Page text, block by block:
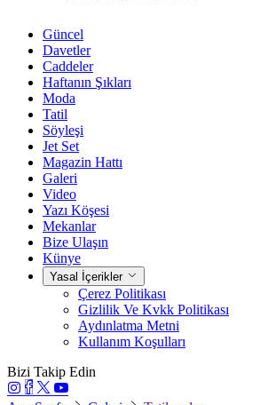
Güncel
Davetler
Caddeler
Haftanın Şıkları
Moda
Tatil
Söyleşi
Jet Set
Magazin Hattı
Galeri
Video
Yazı Köşesi
Mekanlar
Bize Ulaşın
Künye
Yasal İçerikler
Çerez Politikası
Gizlilik Ve Kvkk Politikası
Aydınlatma Metni
Kullanım Koşulları
Bizi Takip Edin